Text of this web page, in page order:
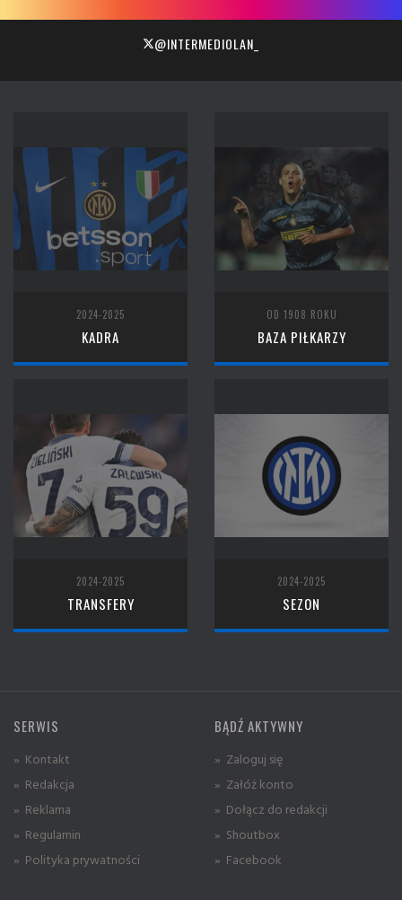
@INTERMEDIOLAN_
2024-2025
KADRA
OD 1908 ROKU
BAZA PIŁKARZY
2024-2025
TRANSFERY
2024-2025
SEZON
SERWIS
» Kontakt
» Redakcja
» Reklama
» Regulamin
» Polityka prywatności
BĄDŹ AKTYWNY
» Zaloguj się
» Załóż konto
» Dołącz do redakcji
» Shoutbox
» Facebook